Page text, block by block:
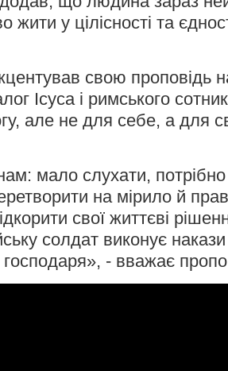
жити у цілісності та
свою проповідь
Ісуса і римського
але не для себе, а для
мало слухати,
на мірило й
свої життєві
солдат виконує
господаря», - вважає